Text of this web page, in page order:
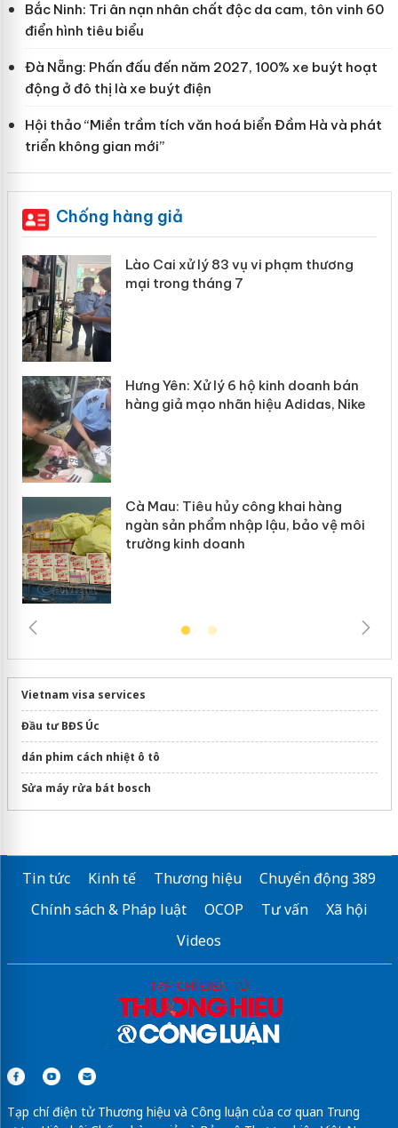
Bắc Ninh: Tri ân nạn nhân chất độc da cam, tôn vinh 60
điển hình tiêu biểu
Đà Nẵng: Phấn đấu đến năm 2027, 100% xe buýt hoạt
động ở đô thị là xe buýt điện
Hội thảo “Miền trầm tích văn hoá biển Đầm Hà và phát
triển không gian mới”
Chống hàng giả
Lào Cai xử lý 83 vụ vi phạm thương
mại trong tháng 7
Hưng Yên: Xử lý 6 hộ kinh doanh bán
hàng giả mạo nhãn hiệu Adidas, Nike
Cà Mau: Tiêu hủy công khai hàng
ngàn sản phẩm nhập lậu, bảo vệ môi
trường kinh doanh
Vietnam visa services
Đầu tư BĐS Úc
dán phim cách nhiệt ô tô
Sửa máy rửa bát bosch
Tin tức Kinh tế Thương hiệu
Chuyển động 389
Chính sách & Pháp luật
OCOP Tư vấn
Xã hội
Videos
Tạp chí điện tử Thương hiệu và Công luận của cơ quan Trung